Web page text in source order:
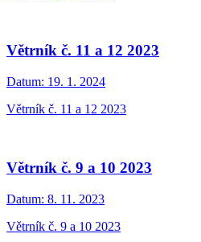
Větrník č. 11 a 12 2023
Datum: 19. 1. 2024
Větrník č. 11 a 12 2023
Větrník č. 9 a 10 2023
Datum: 8. 11. 2023
Větrník č. 9 a 10 2023